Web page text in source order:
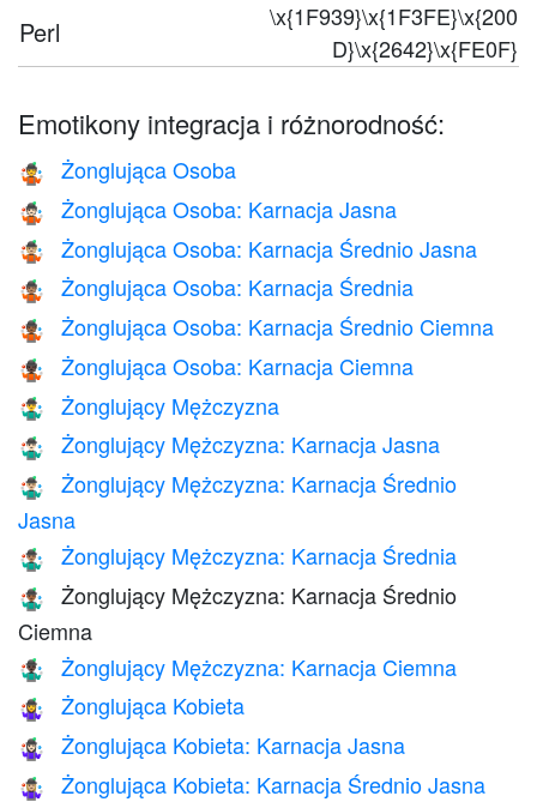
Perl
\x{1F939}\x{1F3FE}\x{200
D}\x{2642}\x{FE0F}
Emotikony integracja i różnorodność:
🤹 Żonglująca Osoba
🤹🏻 Żonglująca Osoba: Karnacja Jasna
🤹🏼 Żonglująca Osoba: Karnacja Średnio Jasna
🤹🏽 Żonglująca Osoba: Karnacja Średnia
🤹🏾 Żonglująca Osoba: Karnacja Średnio Ciemna
🤹🏿 Żonglująca Osoba: Karnacja Ciemna
🤹‍♂️ Żonglujący Mężczyzna
🤹🏻‍♂️ Żonglujący Mężczyzna: Karnacja Jasna
🤹🏼‍♂️
Żonglujący Mężczyzna: Karnacja Średnio
Jasna
🤹🏽‍♂️ Żonglujący Mężczyzna: Karnacja Średnia
🤹🏾‍♂️
Żonglujący Mężczyzna: Karnacja Średnio
Ciemna
🤹🏿‍♂️ Żonglujący Mężczyzna: Karnacja Ciemna
🤹‍♀️ Żonglująca Kobieta
🤹🏻‍♀️ Żonglująca Kobieta: Karnacja Jasna
🤹🏼‍♀️ Żonglująca Kobieta: Karnacja Średnio Jasna